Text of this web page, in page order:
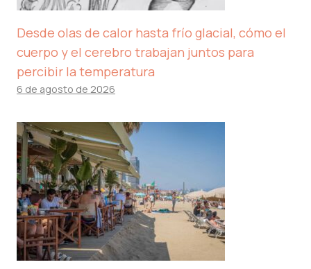
Desde olas de calor hasta frío glacial, cómo el
cuerpo y el cerebro trabajan juntos para
percibir la temperatura
6 de agosto de 2026